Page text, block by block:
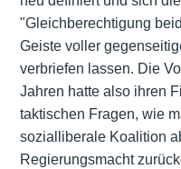
"Gleichberechtigung
Geiste voller
verbriefen lassen. Die
Jahren hatte also ihren
taktischen Fragen, wie
sozialliberale Koalition
Regierungsmacht